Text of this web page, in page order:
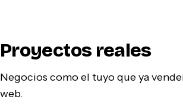
Proyectos reales
Negocios como el tuyo que ya
web.